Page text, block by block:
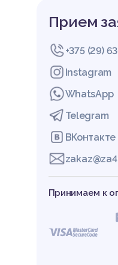
Прием
+375 (29)
Instagram
WhatsApp
Telegram
ВКонтакте
Принимаем к